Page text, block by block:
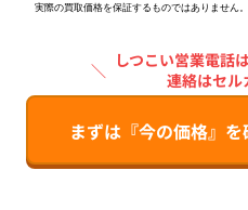
実際の買取価格を保証するものではありません。
＼
しつこい営業電話
連絡はセル
まずは『今の価格』